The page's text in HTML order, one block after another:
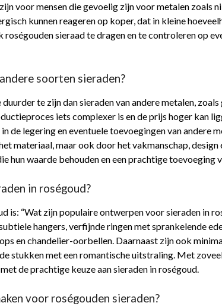
voor mensen die gevoelig zijn voor metalen zoals
kunnen reageren op koper, dat in kleine
roségouden sieraad te dragen en te controleren op
soorten sieraden?
te zijn dan sieraden van andere metalen,
iets complexer is en de prijs hoger kan
de legering en eventuele toevoegingen van andere
materiaal, maar ook door het vakmanschap,
hun waarde behouden en een prachtige toevoeging
in roségoud?
is: “Wat zijn populaire ontwerpen voor sieraden in
hangers, verfijnde ringen met sprankelende
en chandelier-oorbellen. Daarnaast zijn ook
stukken met een romantische uitstraling. Met
de prachtige keuze aan sieraden in roségoud.
voor roségouden sieraden?